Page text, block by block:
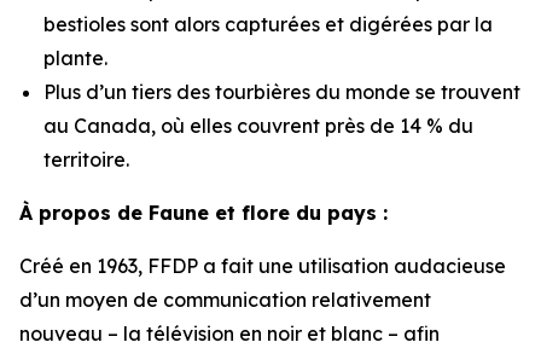
bestioles sont alors capturées et digérées par la
plante.
Plus d’un tiers des tourbières du monde se trouvent
au Canada, où elles couvrent près de 14 % du
territoire.
À propos de Faune et flore du pays :
Créé en 1963, FFDP a fait une utilisation audacieuse
d’un moyen de communication relativement
nouveau – la télévision en noir et blanc – afin